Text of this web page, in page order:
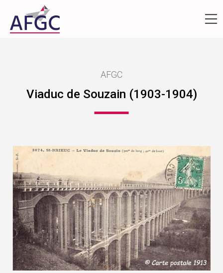
AFGC
Viaduc de Souzain (1903-1904)